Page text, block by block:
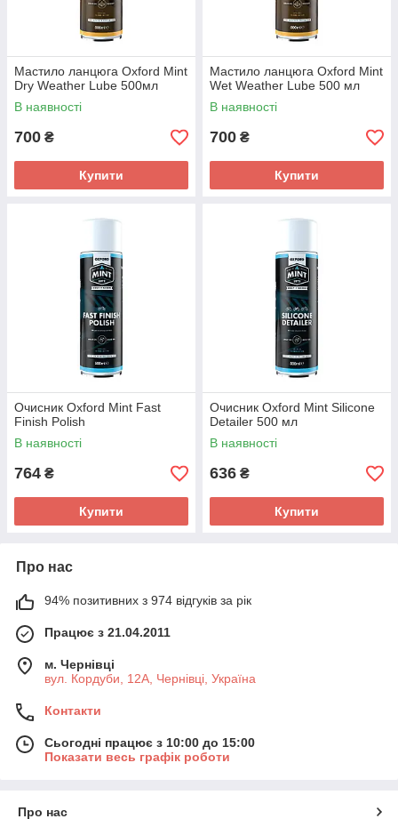
Мастило ланцюга Oxford Mint
Dry Weather Lube 500мл
В наявності
700 ₴
Купити
Мастило ланцюга Oxford Mint
Wet Weather Lube 500 мл
В наявності
700 ₴
Купити
Очисник Oxford Mint Fast
Finish Polish
В наявності
764 ₴
Купити
Очисник Oxford Mint Silicone
Detailer 500 мл
В наявності
636 ₴
Купити
Про нас
94% позитивних з 974 відгуків за рік
Працює з 21.04.2011
м. Чернівці
вул. Кордуби, 12А, Чернівці, Україна
Контакти
Сьогодні працює з 10:00 до 15:00
Показати весь графік роботи
Про нас